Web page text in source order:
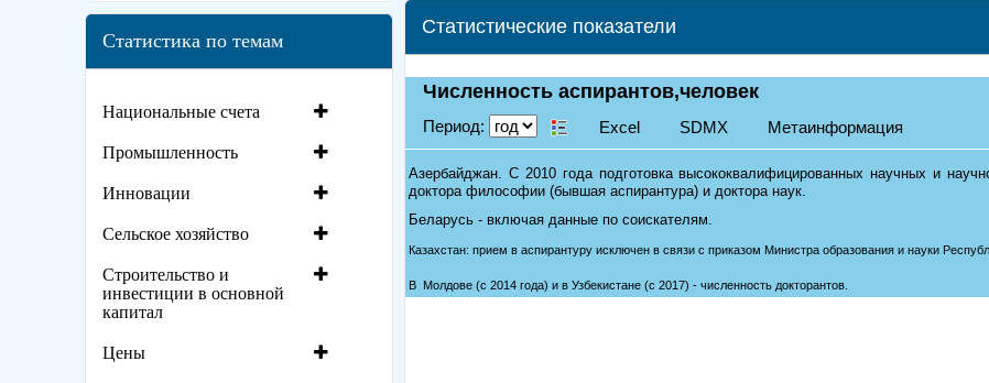
Статистика по темам
Национальные счета
Промышленность
Инновации
Сельское хозяйство
Строительство и
инвестиции в основной
капитал
Цены
Статистические показатели